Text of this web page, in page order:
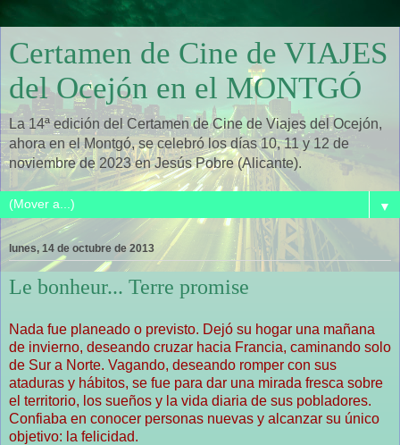
Certamen de Cine de VIAJES
del Ocejón en el MONTGÓ
La 14ª edición del Certamen de Cine de Viajes del Ocejón,
ahora en el Montgó, se celebró los días 10, 11 y 12 de
noviembre de 2023 en Jesús Pobre (Alicante).
▼
lunes, 14 de octubre de 2013
Le bonheur... Terre promise
Nada fue planeado o previsto. Dejó su hogar una mañana
de invierno, deseando cruzar hacia Francia, caminando solo
de Sur a Norte. Vagando, deseando romper con sus
ataduras y hábitos, se fue para dar una mirada fresca sobre
el territorio, los sueños y la vida diaria de sus pobladores.
Confiaba en conocer personas nuevas y alcanzar su único
objetivo: la felicidad.